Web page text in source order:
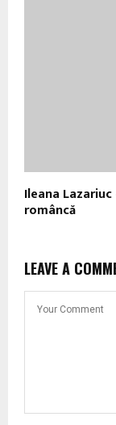
Ileana
româncă
LEAVE A